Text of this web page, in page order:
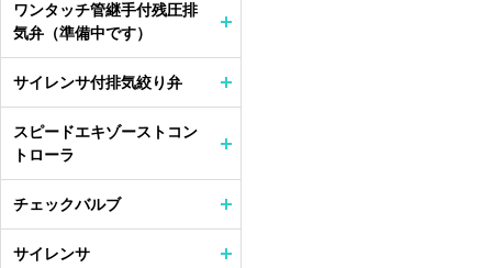
ワンタッチ管継手付残圧排
気弁（準備中です）
サイレンサ付排気絞り弁
スピードエキゾーストコン
トローラ
チェックバルブ
サイレンサ